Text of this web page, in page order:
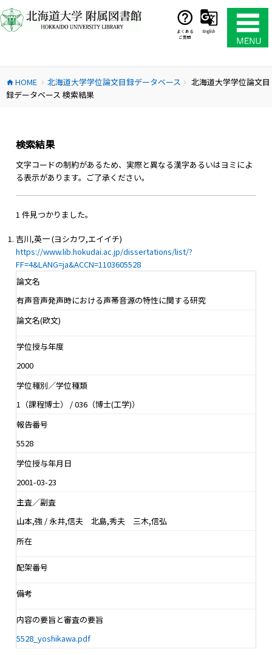
ン
テ
ス
キ
よくある
ご質問
English
home HOME chevron_right 北海道大学学位論文目録データベース chevron_right
北海道大学学位論文目
録データベース 検索結果
検索結果
文字コードの制約があるため、実際と異なる漢字あるいはヨミによ
る表示があります。ご了承ください。
1 件見つかりました。
吉川,英一 (ヨシカワ,エイイチ)
https://www.lib.hokudai.ac.jp/dissertations/list/?
FF=4&LANG=ja&ACCN=1103605528
論文名
有声音声発声時における声帯音源の特性に関する研究
論文名(欧文)
学位授与年度
2000
学位種別／学位種類
1（課程博士） / 036（博士(工学)）
報告番号
5528
学位授与年月日
2001-03-23
主査／副査
山本,強 / 永井,信夫 北島,秀夫 三木,信弘
所在
配架番号
備考
内容の要旨と審査の要旨
5528_yoshikawa.pdf